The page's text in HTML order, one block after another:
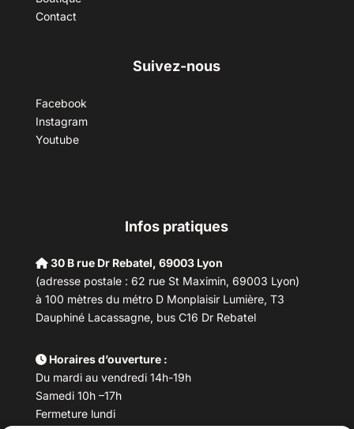
Contact
Suivez-nous
Facebook
Instagram
Youtube
Infos pratiques
30 B rue Dr Rebatel, 69003 Lyon
(adresse postale : 62 rue St Maximin, 69003 Lyon)
à 100 mètres du métro D Monplaisir Lumière, T3
Dauphiné Lacassagne, bus C16 Dr Rebatel
Horaires d’ouverture :
Du mardi au vendredi 14h-19h
Samedi 10h –17h
Fermeture lundi